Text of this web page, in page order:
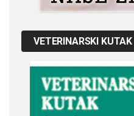
VETERINARSKI KUTAK